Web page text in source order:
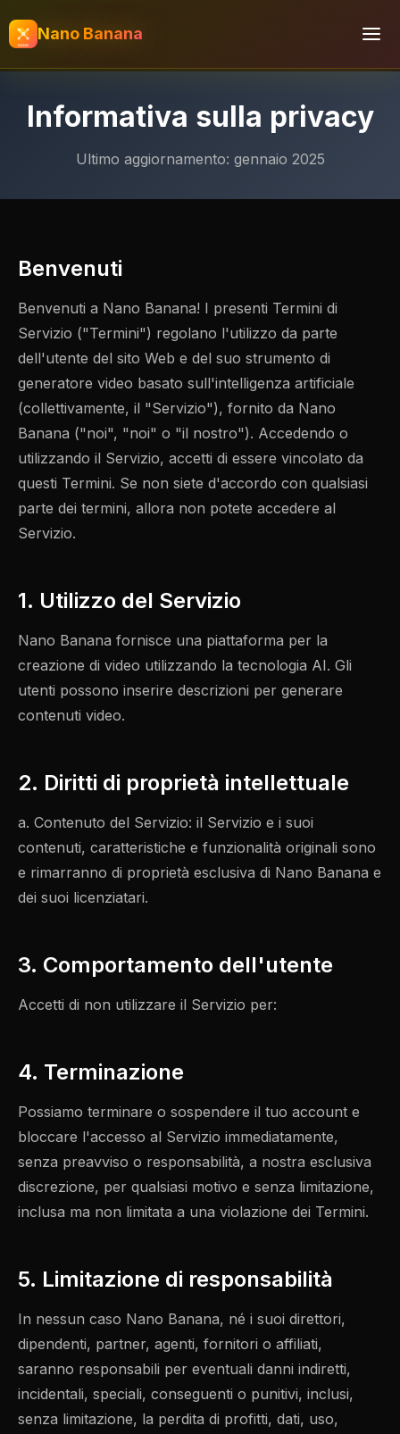
Nano Banana
Informativa sulla privacy
Ultimo aggiornamento: gennaio 2025
Benvenuti
Benvenuti a Nano Banana! I presenti Termini di
Servizio ("Termini") regolano l'utilizzo da parte
dell'utente del sito Web e del suo strumento di
generatore video basato sull'intelligenza artificiale
(collettivamente, il "Servizio"), fornito da Nano
Banana ("noi", "noi" o "il nostro"). Accedendo o
utilizzando il Servizio, accetti di essere vincolato da
questi Termini. Se non siete d'accordo con qualsiasi
parte dei termini, allora non potete accedere al
Servizio.
1. Utilizzo del Servizio
Nano Banana fornisce una piattaforma per la
creazione di video utilizzando la tecnologia AI. Gli
utenti possono inserire descrizioni per generare
contenuti video.
2. Diritti di proprietà intellettuale
a. Contenuto del Servizio: il Servizio e i suoi
contenuti, caratteristiche e funzionalità originali sono
e rimarranno di proprietà esclusiva di Nano Banana e
dei suoi licenziatari.
3. Comportamento dell'utente
Accetti di non utilizzare il Servizio per:
4. Terminazione
Possiamo terminare o sospendere il tuo account e
bloccare l'accesso al Servizio immediatamente,
senza preavviso o responsabilità, a nostra esclusiva
discrezione, per qualsiasi motivo e senza limitazione,
inclusa ma non limitata a una violazione dei Termini.
5. Limitazione di responsabilità
In nessun caso Nano Banana, né i suoi direttori,
dipendenti, partner, agenti, fornitori o affiliati,
saranno responsabili per eventuali danni indiretti,
incidentali, speciali, conseguenti o punitivi, inclusi,
senza limitazione, la perdita di profitti, dati, uso,